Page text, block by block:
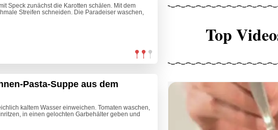
Speck zunächst die Karotten schälen. Mit dem
Streifen schneiden. Die Paradeiser waschen,
Pasta-Suppe aus dem
kaltem Wasser einweichen. Tomaten waschen,
in einen gelochten Garbehälter geben und
Top